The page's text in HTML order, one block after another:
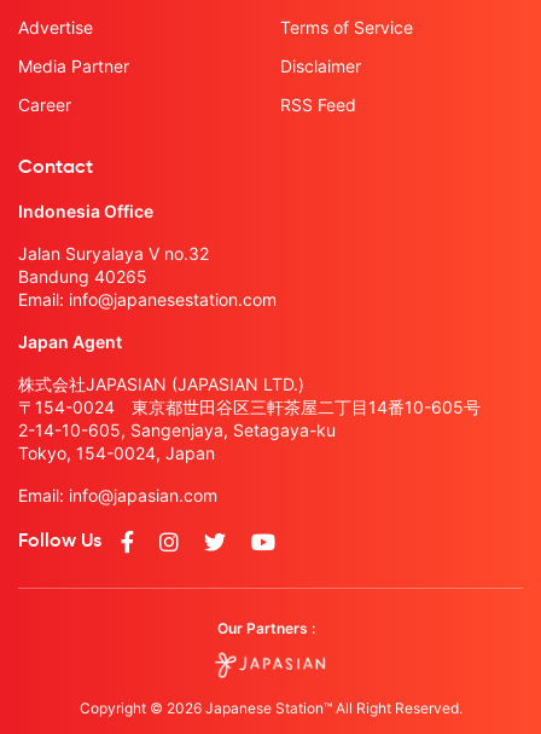
Advertise
Media Partner
Career
Terms of Service
Disclaimer
RSS Feed
Contact
Indonesia Office
Jalan Suryalaya V no.32
Bandung 40265
Email: info@japanesestation.com
Japan Agent
株式会社JAPASIAN (JAPASIAN LTD.)
〒154-0024 東京都世田谷区三軒茶屋二丁目14番10-605号
2-14-10-605, Sangenjaya, Setagaya-ku
Tokyo, 154-0024, Japan
Email: info@japasian.com
Follow Us
Our Partners :
Copyright © 2026 Japanese Station™ All Right Reserved.